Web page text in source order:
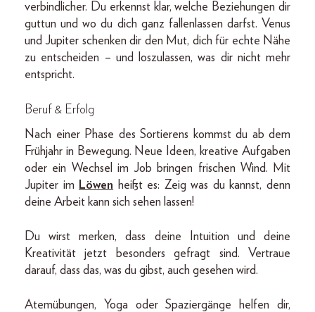
verbindlicher. Du erkennst klar, welche Beziehungen dir
guttun und wo du dich ganz fallenlassen darfst. Venus
und Jupiter schenken dir den Mut, dich für echte Nähe
zu entscheiden – und loszulassen, was dir nicht mehr
entspricht.
Beruf & Erfolg
Nach einer Phase des Sortierens kommst du ab dem
Frühjahr in Bewegung. Neue Ideen, kreative Aufgaben
oder ein Wechsel im Job bringen frischen Wind. Mit
Jupiter im Löwen heißt es: Zeig was du kannst, denn
deine Arbeit kann sich sehen lassen!
Du wirst merken, dass deine Intuition und deine
Kreativität jetzt besonders gefragt sind. Vertraue
darauf, dass das, was du gibst, auch gesehen wird.
Atemübungen, Yoga oder Spaziergänge helfen dir,